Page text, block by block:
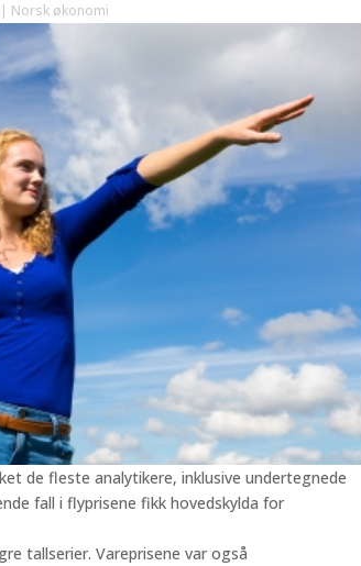
| Norsk økonomi
de fleste analytikere, inklusive undertegnede
fall i flyprisene fikk hovedskylda for
tallserier. Vareprisene var også